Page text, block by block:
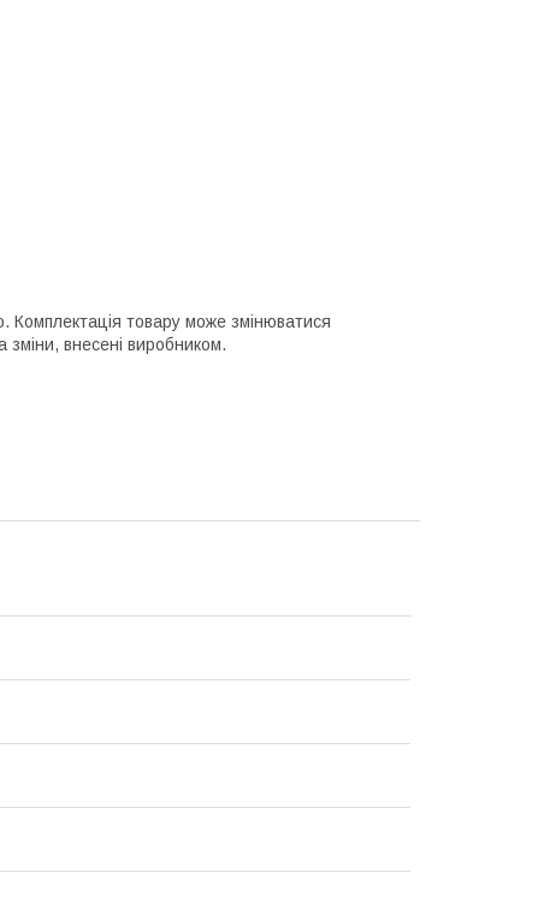
Комплектація товару може змінюватися
зміни, внесені виробником.